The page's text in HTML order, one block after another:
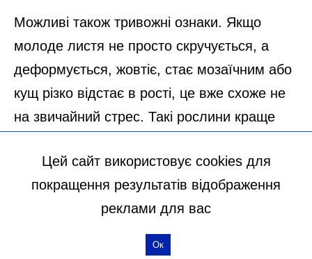
Цей сайт використовує cookies для
покращення результатів відображення
реклами для вас
Ок